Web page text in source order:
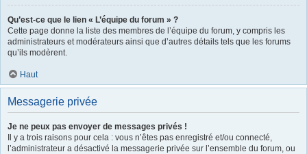
Qu’est-ce que le lien « L’équipe du forum » ?
Cette page donne la liste des membres de l’équipe du forum, y compris les
administrateurs et modérateurs ainsi que d’autres détails tels que les forums
qu’ils modèrent.
Haut
Messagerie privée
Je ne peux pas envoyer de messages privés !
Il y a trois raisons pour cela : vous n’êtes pas enregistré et/ou connecté,
l’administrateur a désactivé la messagerie privée sur l’ensemble du forum, ou